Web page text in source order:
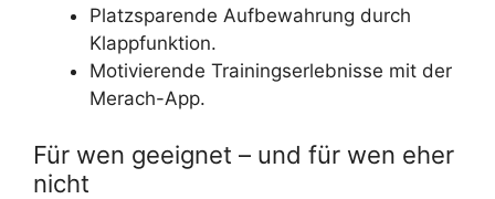
Platzsparende Aufbewahrung durch
Klappfunktion.
Motivierende Trainingserlebnisse mit der
Merach-App.
Für wen geeignet – und für wen eher
nicht